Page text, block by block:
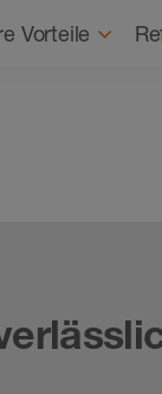
Über uns
Vorteile